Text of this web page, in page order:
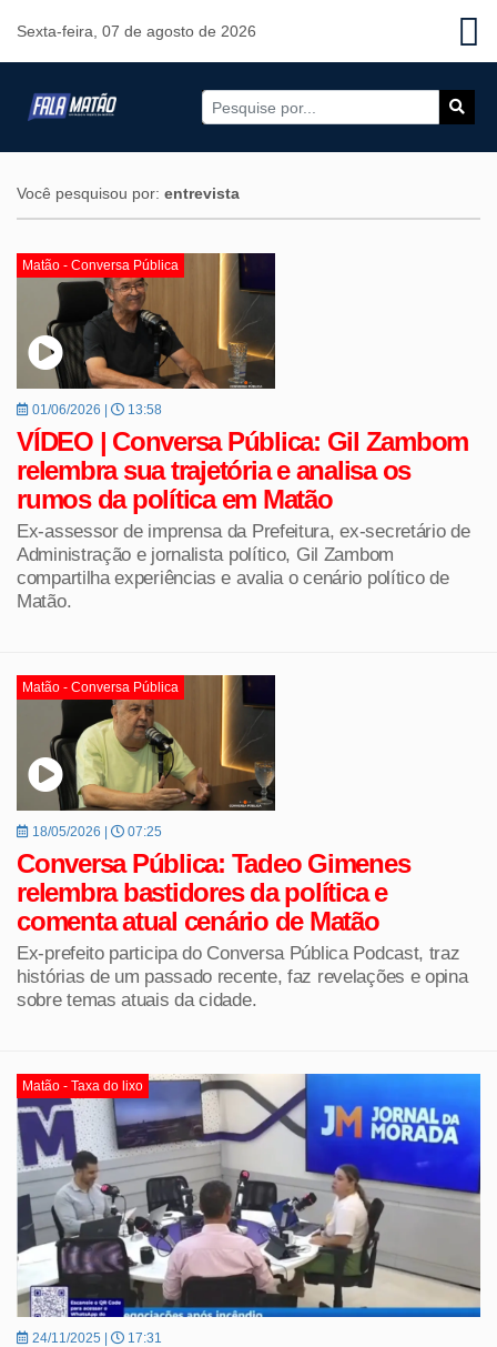
Sexta-feira, 07 de agosto de 2026
Você pesquisou por: entrevista
Matão - Conversa Pública
01/06/2026 | 13:58
VÍDEO | Conversa Pública: Gil Zambom
relembra sua trajetória e analisa os
rumos da política em Matão
Ex-assessor de imprensa da Prefeitura, ex-secretário de
Administração e jornalista político, Gil Zambom
compartilha experiências e avalia o cenário político de
Matão.
Matão - Conversa Pública
18/05/2026 | 07:25
Conversa Pública: Tadeo Gimenes
relembra bastidores da política e
comenta atual cenário de Matão
Ex-prefeito participa do Conversa Pública Podcast, traz
histórias de um passado recente, faz revelações e opina
sobre temas atuais da cidade.
Matão - Taxa do lixo
24/11/2025 | 17:31